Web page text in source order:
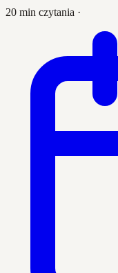
20 min czytania ·